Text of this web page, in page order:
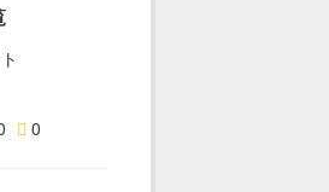
0